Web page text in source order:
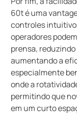
60t é uma
controles
operadores
prensa,
aumentando a
especialmente
onde a
permitindo que
em um curto